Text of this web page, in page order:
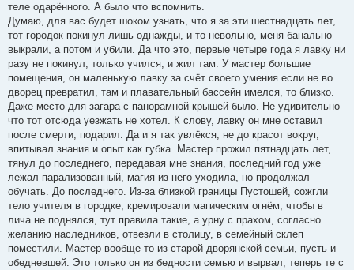
теле одарённого. А было что вспомнить.
Думаю, для вас будет шоком узнать, что я за эти шестнадцать лет,
тот городок покинул лишь однажды, и то невольно, меня банально
выкрали, а потом и убили. Да что это, первые четыре года я лавку ни
разу не покинул, только учился, и жил там. У мастер большие
помещения, он маленькую лавку за счёт своего умения если не во
дворец превратил, там и плавательный бассейн имелся, то близко.
Даже место для загара с панорамной крышей было. Не удивительно
что тот отсюда уезжать не хотел. К слову, лавку он мне оставил
после смерти, подарил. Да и я так увлёкся, не до красот вокруг,
впитывал знания и опыт как губка. Мастер прожил пятнадцать лет,
тянул до последнего, передавая мне знания, последний год уже
лежал парализованный, магия из него уходила, но продолжал
обучать. До последнего. Из-за близкой границы Пустошей, сожгли
тело учителя в городке, кремировали магическим огнём, чтобы в
лича не поднялся, тут правила такие, а урну с прахом, согласно
желанию наследников, отвезли в столицу, в семейный склеп
поместили. Мастер вообще-то из старой дворянской семьи, пусть и
обедневшей. Это только он из бедности семью и вырвал, теперь те с